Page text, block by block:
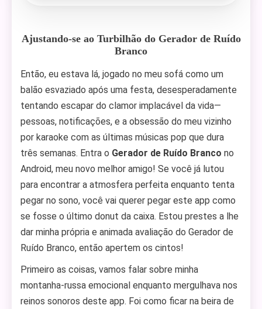
Ajustando-se ao Turbilhão do Gerador de Ruído
Branco
Então, eu estava lá, jogado no meu sofá como um
balão esvaziado após uma festa, desesperadamente
tentando escapar do clamor implacável da vida—
pessoas, notificações, e a obsessão do meu vizinho
por karaoke com as últimas músicas pop que dura
três semanas. Entra o Gerador de Ruído Branco no
Android, meu novo melhor amigo! Se você já lutou
para encontrar a atmosfera perfeita enquanto tenta
pegar no sono, você vai querer pegar este app como
se fosse o último donut da caixa. Estou prestes a lhe
dar minha própria e animada avaliação do Gerador de
Ruído Branco, então apertem os cintos!
Primeiro as coisas, vamos falar sobre minha
montanha-russa emocional enquanto mergulhava nos
reinos sonoros deste app. Foi como ficar na beira de